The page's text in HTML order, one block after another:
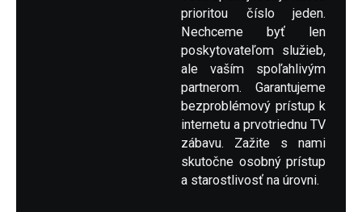
prioritou číslo jeden.
Nechceme byť len
poskytovateľom služieb,
ale vaším spoľahlivým
partnerom. Garantujeme
bezproblémový prístup k
internetu a prvotriednu TV
zábavu. Zažite s nami
skutočne osobný prístup
a starostlivosť na úrovni.